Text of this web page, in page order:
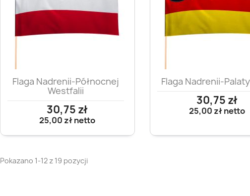
Szybki podgląd
Flaga Nadrenii-Północnej
Westfalii
30,75 zł
25,00 złnetto
Szybki
Flaga Nadrenii-
30,75 zł
25,00 złnetto
Pokazano 1-12 z 19 pozycji